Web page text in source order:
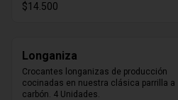
$14.500
Longaniza
Crocantes longanizas de producción
cocinadas en nuestra clásica parrilla a
carbón. 4 Unidades.